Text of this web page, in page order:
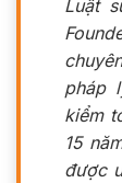
Luật
pháp
kiểm
15
được